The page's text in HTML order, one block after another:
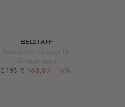
BELSTAFF
Sweatjacke mit Logo lila
Overgangsjas
€ 195 € 163,80 -16%